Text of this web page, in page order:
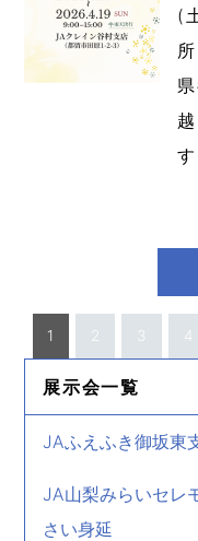
(
1 2 3 4
展示会一覧
JAふえふき御坂
JA山梨みらいセレ
さい身延